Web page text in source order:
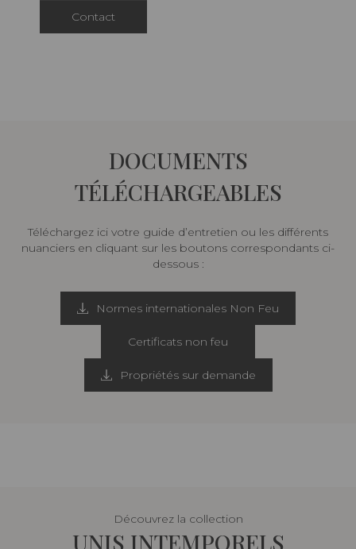
Contact
DOCUMENTS
TÉLÉCHARGEABLES
Téléchargez ici votre guide d’entretien ou les différents
nuanciers en cliquant sur les boutons correspondants ci-
dessous :
Normes internationales Non Feu
Certificats non feu
Propriétés sur demande
Découvrez la collection
UNIS INTEMPORELS